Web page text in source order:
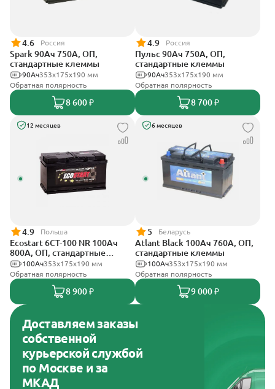
4.6 Россия
Spark 90Ач 750А, ОП,
стандартные клеммы
353х175х190 мм
90Ач
Обратная полярность
8 600 ₽
4.9 Россия
Пульс 90Ач 750А, ОП,
стандартные клеммы
353x175x190 мм
90Ач
Обратная полярность
8 700 ₽
12 месяцев
4.9 Польша
Ecostart 6CT-100 NR 100Ач
800А, ОП, стандартные
клеммы353x175x190 мм
100Ач
Обратная полярность
8 900 ₽
6 месяцев
5 Беларусь
Atlant Black 100Ач 760А, ОП,
стандартные клеммы
353х175х190 мм
100Ач
Обратная полярность
9 000 ₽
Доставляем заказы
собственной
курьерской службой
по Москве и за
МКАД